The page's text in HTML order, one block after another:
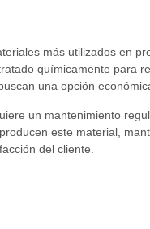
más utilizados en
químicamente para
una opción
un mantenimiento
este material,
del cliente.